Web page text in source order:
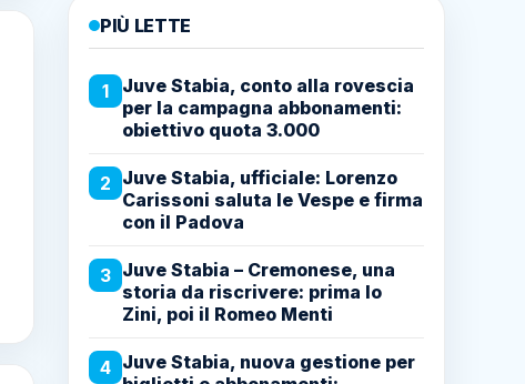
PIÙ LETTE
1
Juve Stabia, conto alla rovescia
per la campagna abbonamenti:
obiettivo quota 3.000
2 Juve Stabia, ufficiale: Lorenzo
Carissoni saluta le Vespe e firma
con il Padova
3 Juve Stabia – Cremonese, una
storia da riscrivere: prima lo
Zini, poi il Romeo Menti
4 Juve Stabia, nuova gestione per